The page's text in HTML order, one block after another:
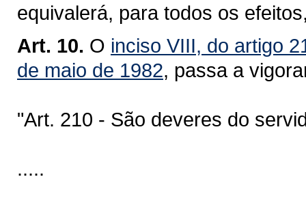
equivalerá, para todos os
Art. 10. O inciso VIII, do artigo
de maio de 1982, passa a
"Art. 210 - São deveres do
.....